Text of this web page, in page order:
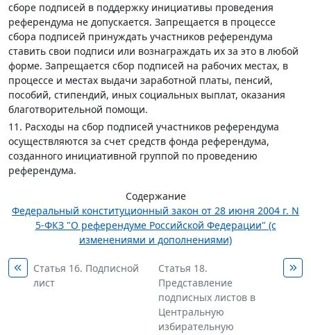
сборе подписей в поддержку инициативы проведения
референдума не допускается. Запрещается в процессе
сбора подписей принуждать участников референдума
ставить свои подписи или вознаграждать их за это в любой
форме. Запрещается сбор подписей на рабочих местах, в
процессе и местах выдачи заработной платы, пенсий,
пособий, стипендий, иных социальных выплат, оказания
благотворительной помощи.
11. Расходы на сбор подписей участников референдума
осуществляются за счет средств фонда референдума,
созданного инициативной группой по проведению
референдума.
Содержание
Федеральный конституционный закон от 28 июня 2004 г. N
5-ФКЗ "О референдуме Российской Федерации" (с
изменениями и дополнениями)
Статья 16. Подписной
лист
Статья 18.
Представление
подписных листов в
Центральную
избирательную